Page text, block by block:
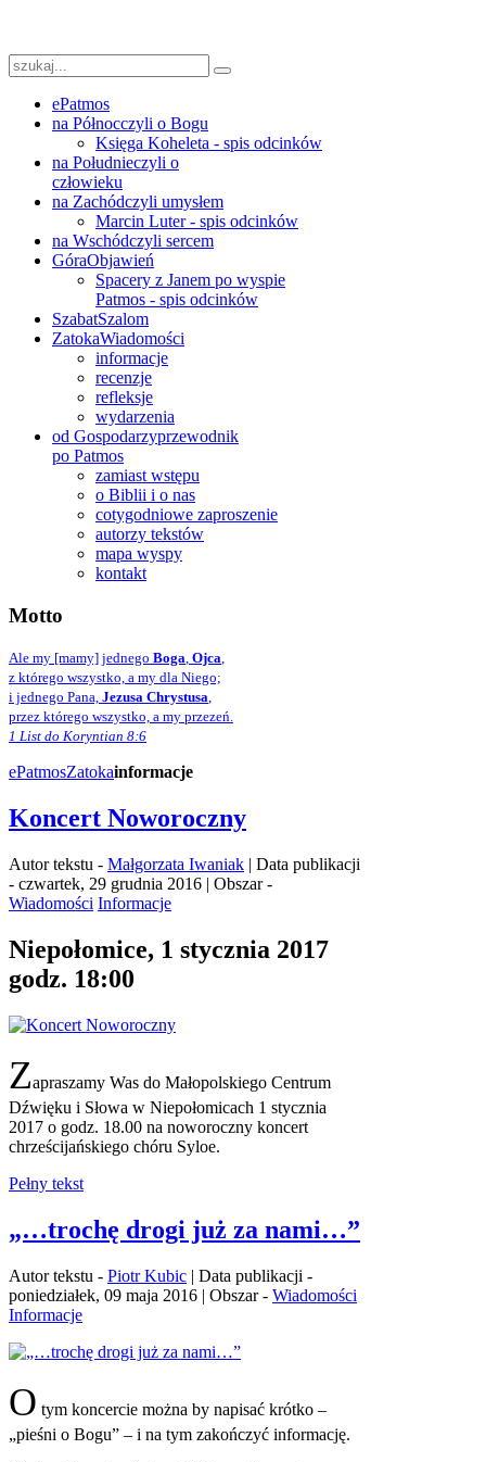
ePatmos
na Północczyli o Bogu
Księga Koheleta - spis odcinków
na Południeczyli o
człowieku
na Zachódczyli umysłem
Marcin Luter - spis odcinków
na Wschódczyli sercem
GóraObjawień
Spacery z Janem po wyspie
Patmos - spis odcinków
SzabatSzalom
ZatokaWiadomości
informacje
recenzje
refleksje
wydarzenia
od Gospodarzyprzewodnik
po Patmos
zamiast wstępu
o Biblii i o nas
cotygodniowe zaproszenie
autorzy tekstów
mapa wyspy
kontakt
Motto
Ale my [mamy] jednego Boga, Ojca,
z którego wszystko, a my dla Niego;
i jednego Pana, Jezusa Chrystusa,
przez którego wszystko, a my przezeń.
1 List do Koryntian 8:6
ePatmosZatokainformacje
Koncert Noworoczny
Autor tekstu - Małgorzata Iwaniak | Data publikacji
- czwartek, 29 grudnia 2016 | Obszar -
Wiadomości Informacje
Niepołomice, 1 stycznia 2017
godz. 18:00
Zapraszamy Was do Małopolskiego Centrum
Dźwięku i Słowa w Niepołomicach 1 stycznia
2017 o godz. 18.00 na noworoczny koncert
chrześcijańskiego chóru Syloe.
Pełny tekst
„…trochę drogi już za nami…”
Autor tekstu - Piotr Kubic | Data publikacji -
poniedziałek, 09 maja 2016 | Obszar - Wiadomości
Informacje
O tym koncercie można by napisać krótko –
„pieśni o Bogu” – i na tym zakończyć informację.